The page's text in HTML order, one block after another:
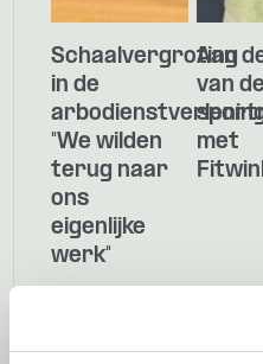
Schaalvergroting
in de
"We wilden
terug naar
ons
eigenlijke
werk"
Aan
van de
met
Case